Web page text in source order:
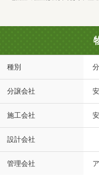
種別
分譲会社
施工会社
設計会社
管理会社